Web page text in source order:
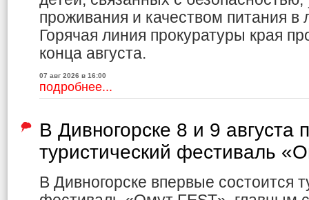
проживания и качеством питания в
Горячая линия прокуратуры края
конца августа.
07 авг 2026 в 16:00
подробнее...
В Дивногорске 8 и 9 августа
туристический фестиваль
В Дивногорске впервые состоится